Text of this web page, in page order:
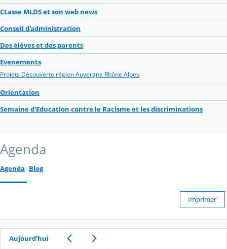
CLasse MLDS et son web news
Conseil d'administration
Des élèves et des parents
Evenements
Projets Découverte région Auvergne Rhône Alpes
Orientation
Semaine d'Education contre le Racisme et les discriminations
Agenda
Agenda Blog
Imprimer
Aujourd’hui